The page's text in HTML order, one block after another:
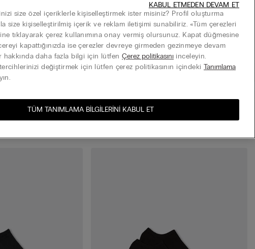
Çorap
Summer Essential
Erkek Superior Pamuklu Patik Çorap
+1
size özel içeriklerle kişiselleştirmek ister misiniz? Profil oluşturma
size kişiselleştirilmiş içerik ve reklam iletişimi sunabiliriz. «Tüm çerezleri
tıklayarak çerez kullanımına onay vermiş olursunuz. Kapat düğmesine
kapattığınızda ise çerezler devreye girmeden gezinmeye devam
hakkında daha fazla bilgi için lütfen Çerez politikasını inceleyin.
değiştirmek için lütfen çerez politikasının içindeki Tanımlama
TÜM TANIMLAMA BILGILERINI KABUL ET
KABUL ETMEDEN DEVAM ET